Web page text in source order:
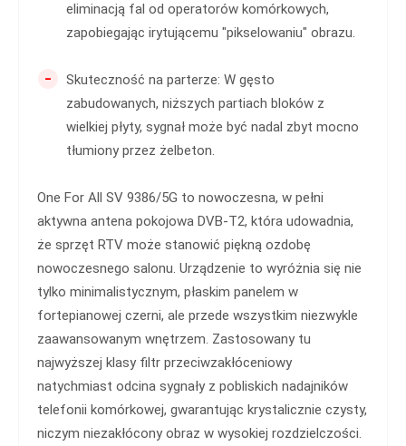
eliminacją fal od operatorów komórkowych,
zapobiegając irytującemu "pikselowaniu" obrazu.
-
Skuteczność na parterze: W gęsto
zabudowanych, niższych partiach bloków z
wielkiej płyty, sygnał może być nadal zbyt mocno
tłumiony przez żelbeton.
One For All SV 9386/5G to nowoczesna, w pełni
aktywna antena pokojowa DVB-T2, która udowadnia,
że sprzęt RTV może stanowić piękną ozdobę
nowoczesnego salonu. Urządzenie to wyróżnia się nie
tylko minimalistycznym, płaskim panelem w
fortepianowej czerni, ale przede wszystkim niezwykle
zaawansowanym wnętrzem. Zastosowany tu
najwyższej klasy filtr przeciwzakłóceniowy
natychmiast odcina sygnały z pobliskich nadajników
telefonii komórkowej, gwarantując krystalicznie czysty,
niczym niezakłócony obraz w wysokiej rozdzielczości.